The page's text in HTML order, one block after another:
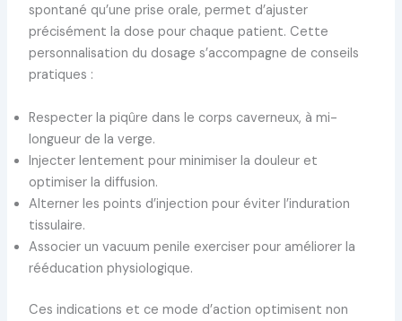
spontané qu’une prise orale, permet d’ajuster
précisément la dose pour chaque patient. Cette
personnalisation du dosage s’accompagne de conseils
pratiques :
Respecter la piqûre dans le corps caverneux, à mi-
longueur de la verge.
Injecter lentement pour minimiser la douleur et
optimiser la diffusion.
Alterner les points d’injection pour éviter l’induration
tissulaire.
Associer un vacuum penile exerciser pour améliorer la
rééducation physiologique.
Ces indications et ce mode d’action optimisent non